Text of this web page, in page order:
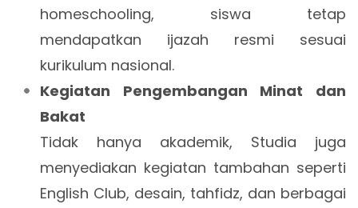
homeschooling, siswa tetap
mendapatkan ijazah resmi sesuai
kurikulum nasional.
Kegiatan Pengembangan Minat dan
Bakat
Tidak hanya akademik, Studia juga
menyediakan kegiatan tambahan seperti
English Club, desain, tahfidz, dan berbagai